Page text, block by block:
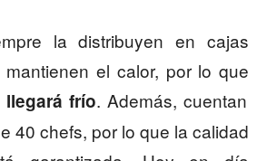
la distribuyen en cajas
el calor, por lo que
frío. Además, cuentan
40 chefs, por lo que la calidad